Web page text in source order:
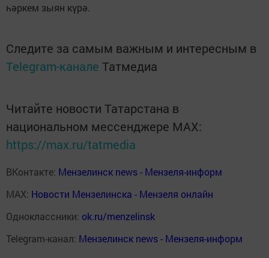
һәркем зыян күрә.
Следите за самым важным и интересным в
Telegram-канале Татмедиа
Читайте новости Татарстана в
национальном мессенджере MАХ:
https://max.ru/tatmedia
ВКонтакте: Мензелинск news - Мензеля-информ
MAX: Новости Мензелинска - Мензеля онлайн
Одноклассники: ok.ru/menzelinsk
Telegram-канал: Мензелинск news - Мензеля-информ